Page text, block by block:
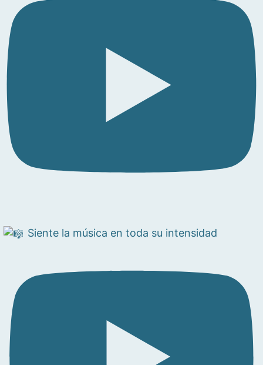
Siente la música en toda su intensidad